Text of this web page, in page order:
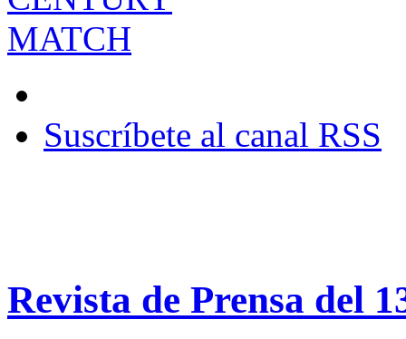
Suscríbete al canal RSS
Revista de Prensa del